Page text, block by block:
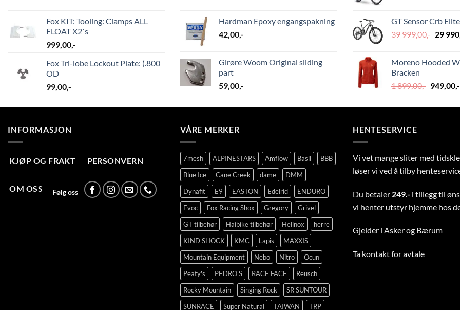
Fox KIT: Tooling: Clamps ALL
FLOAT X2´s
999,00,-
Fox Tri-lobe Lockout Plate: (.800
OD
99,00,-
Hardman Epoxy engangspakning
42,00,-
Girøre Woom Original sliding
part
59,00,-
32
GT Sensor Crb
39 999,00,-
39
29
Moreno Hooded
Bracken
1 899,00,-
var:
949,00,-
INFORMASJON
KJØP OG FRAKT PERSONVERN
OM OSS Følg oss
VÅRE MERKER
7mesh ALPINESTARS Amflow Basil
BBB
Blue Ice
Cane Creek dame
DMM
Dynafit
E9 EASTON Edelrid
ENDURO
Evoc
Fox Racing Shox Gregory
Grivel
GT tilbehør
Haibike tilbehør Helinox
herre
KIND SHOCK
KMC Lapis
MAXXIS
Mountain Equipment
Nebo Nitro
Ocun
Peaty's
PEDRO'S RACE FACE
Reusch
Rocky Mountain
Singing Rock
SR SUNTOUR
SUNRACE
Super Natural TAIWAN TRP
HENTESERVICE
Vi vet mange sliter med
løser vi ved å tilby
Du betaler 249.- i tillegg til
vi henter utstyr hjemme hos
Gjelder i Asker og Bærum
Ta kontaktfor avtale